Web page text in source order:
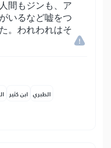
間もジンも、ア
いるなど嘘をつ
。われわれはそ
ابن كثير الطبري